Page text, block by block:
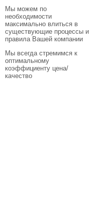
Мы можем по
необходимости
максимально влиться в
существующие процессы и
правила Вашей компании
Мы всегда стремимся к
оптимальному
коэффициенту цена/
качество